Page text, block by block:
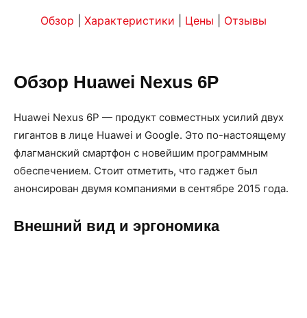
Обзор Характеристики Цены Отзывы
Обзор Huawei Nexus 6P
Huawei Nexus 6P — продукт совместных усилий двух
гигантов в лице Huawei и Google. Это по-настоящему
флагманский смартфон с новейшим программным
обеспечением. Стоит отметить, что гаджет был
анонсирован двумя компаниями в сентябре 2015 года.
Внешний вид и эргономика